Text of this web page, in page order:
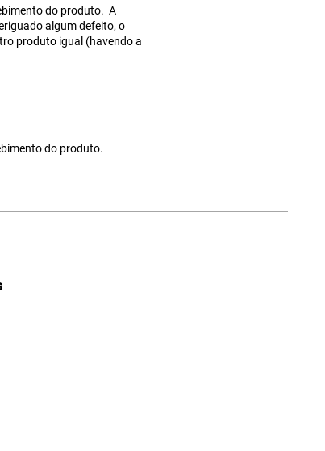
do produto. A
algum defeito, o
produto igual (havendo a
do produto.